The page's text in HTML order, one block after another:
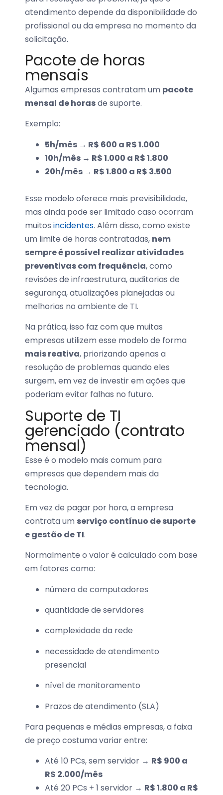
atendimento depende da disponibilidade do
profissional ou da empresa no momento da
solicitação.
Pacote de horas
mensais
Algumas empresas contratam um pacote
mensal de horasde suporte.
Exemplo:
5h/mês → R$ 600 a R$ 1.000
10h/mês → R$ 1.000 a R$ 1.800
20h/mês → R$ 1.800 a R$ 3.500
Esse modelo oferece mais previsibilidade,
mas ainda pode ser limitado caso ocorram
muitos incidentes. Além disso, como existe
um limite de horas contratadas, nem
sempre é possível realizar atividades
preventivas com frequência, como
revisões de infraestrutura, auditorias de
segurança, atualizações planejadas ou
melhorias no ambiente de TI.
Na prática, isso faz com que muitas
empresas utilizem esse modelo de forma
mais reativa, priorizando apenas a
resolução de problemas quando eles
surgem, em vez de investir em ações que
poderiam evitar falhas no futuro.
Suporte de TI
gerenciado (contrato
mensal)
Esse é o modelo mais comum para
empresas que dependem mais da
tecnologia.
Em vez de pagar por hora, a empresa
contrata um serviço contínuo de suporte
e gestão de TI.
Normalmente o valor é calculado com base
em fatores como:
número de computadores
quantidade de servidores
complexidade da rede
necessidade de atendimento
presencial
nível de monitoramento
Prazos de atendimento (SLA)
Para pequenas e médias empresas, a faixa
de preço costuma variar entre:
Até 10 PCs, sem servidor → R$ 900 a
R$ 2.000/mês
Até 20 PCs + 1 servidor → R$ 1.800 a R$